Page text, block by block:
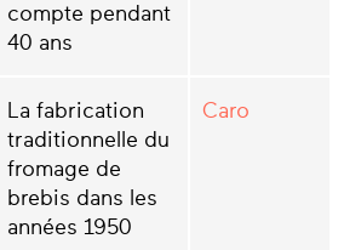
compte pendant
40 ans
La fabrication
traditionnelle du
fromage de
brebis dans les
années 1950
Caro